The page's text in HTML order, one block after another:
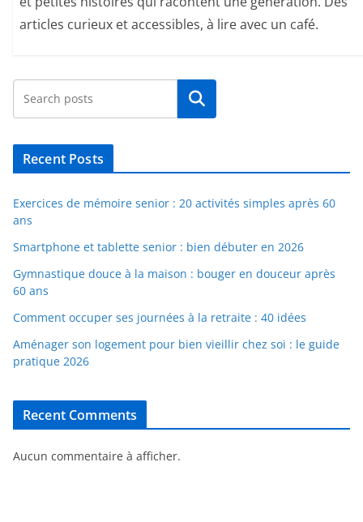
articles curieux et accessibles, à lire avec un café.
Rechercher
Recent Posts
Exercices de mémoire senior : 20 activités simples après 60
ans
Smartphone et tablette senior : bien débuter en 2026
Gymnastique douce à la maison : bouger en douceur après
60 ans
Comment occuper ses journées à la retraite : 40 idées
Aménager son logement pour bien vieillir chez soi : le guide
pratique 2026
Recent Comments
Aucun commentaire à afficher.